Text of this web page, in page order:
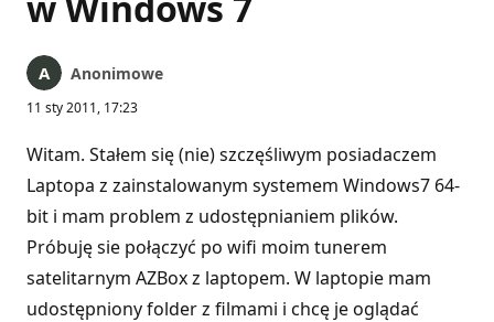
Anonimowe
11 sty 2011, 17:23
Witam. Stałem się (nie) szczęśliwym posiadaczem
Laptopa z zainstalowanym systemem Windows7 64-
bit i mam problem z udostępnianiem plików.
Próbuję sie połączyć po wifi moim tunerem
satelitarnym AZBox z laptopem. W laptopie mam
udostępniony folder z filmami i chcę je oglądać